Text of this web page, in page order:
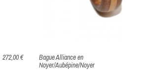
272,00 €
Bague Alliance en
Noyer/Aubépine/Noyer